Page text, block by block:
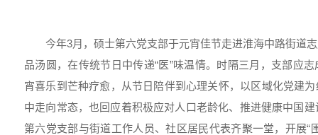
今年3月，硕士第六党支部于元宵佳节走进淮海中路街道
品汤圆，在传统节日中传递“医”味温情。时隔三月，支部应
宵喜乐到芒种疗愈，从节日陪伴到心理关怀，以区域化党建
中走向常态，也回应着积极应对人口老龄化、推进健康中国
第六党支部与街道工作人员、社区居民代表齐聚一堂，开展“